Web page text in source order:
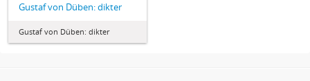
Gustaf von Düben: dikter
Gustaf von Düben: dikter